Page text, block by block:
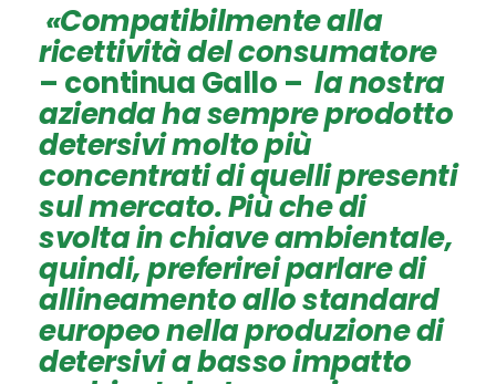
«Compatibilmente alla
ricettività del consumatore
– continua Gallo – la nostra
azienda ha sempre prodotto
detersivi molto più
concentrati di quelli presenti
sul mercato. Più che di
svolta in chiave ambientale,
quindi, preferirei parlare di
allineamento allo standard
europeo nella produzione di
detersivi a basso impatto